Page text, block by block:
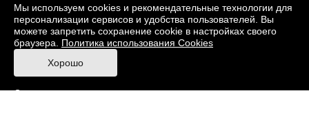
О музее
Фонды
Виртуальный музей
Издания
Пресс-центр
Контакты
Правила посещения Музея
Ответы на частые вопросы
Мы используем cookies и рекомендательные технологии для
персонализации сервисов и удобства пользователей. Вы
можете запретить сохранение cookie в настройках своего
браузера. Политика использования Cookies
Хорошо